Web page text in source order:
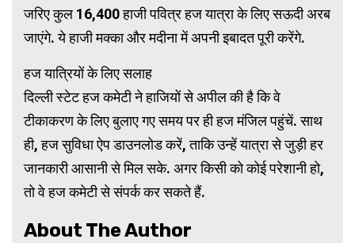
जरिए कुल 16,400 हाजी पवित्र हज यात्रा के लिए सऊदी अरब
जाएंगे. ये हाजी मक्का और मदीना में अपनी इबादत पूरी करेंगे.
हज यात्रियों के लिए सलाह
दिल्ली स्टेट हज कमेटी ने हाजियों से अपील की है कि वे
टीकाकरण के लिए बुलाए गए समय पर ही हज मंजिल पहुंचें. साथ
ही, हज सुविधा ऐप डाउनलोड करें, ताकि उन्हें यात्रा से जुड़ी हर
जानकारी आसानी से मिल सके. अगर किसी को कोई परेशानी हो,
तो वे हज कमेटी से संपर्क कर सकते हैं.
About The Author